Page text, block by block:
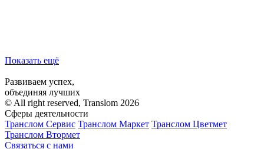
Показать ещё
Развиваем успех,
объединяя лучших
© All right reserved, Translom 2026
Сферы деятельности
Транслом Сервис Транслом Маркет Транслом Цветмет
Транслом Втормет
Связаться с нами